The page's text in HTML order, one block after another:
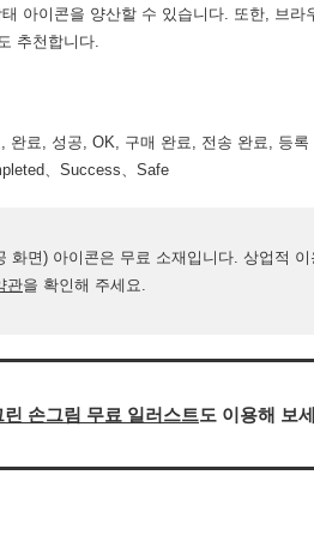
아이콘을 양산할 수 있습니다. 또한, 브
추천합니다.
완료, 성공, OK, 구매 완료, 전송 완료, 등
、Success、Safe
화면) 아이콘은 무료 소재입니다. 상업적
관을 확인해 주세요.
손그림 무료 일러스트도 이용해 보